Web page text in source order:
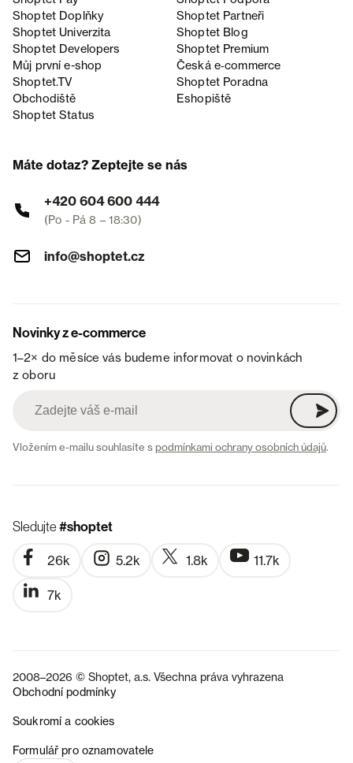
Shoptet Doplňky
Shoptet Partneři
Shoptet Univerzita
Shoptet Blog
Shoptet Developers
Shoptet Premium
Můj první e-shop
Česká e‑commerce
Shoptet.TV
Shoptet Poradna
Obchodiště
Eshopiště
Shoptet Status
Máte dotaz? Zeptejte se nás
+420 604 600 444
(Po - Pá 8 – 18:30)
info@shoptet.cz
Novinky z e-commerce
1–2× do měsíce vás budeme informovat o novinkách
z oboru
Vložením e-mailu souhlasíte spodmínkami ochrany osobních údajů.
Sledujte#shoptet
26k 5.2k 1.8k 11.7k
7k
2008–2026 © Shoptet, a.s. Všechna práva vyhrazena
Obchodní podmínky
Soukromí a cookies
Formulář pro oznamovatele